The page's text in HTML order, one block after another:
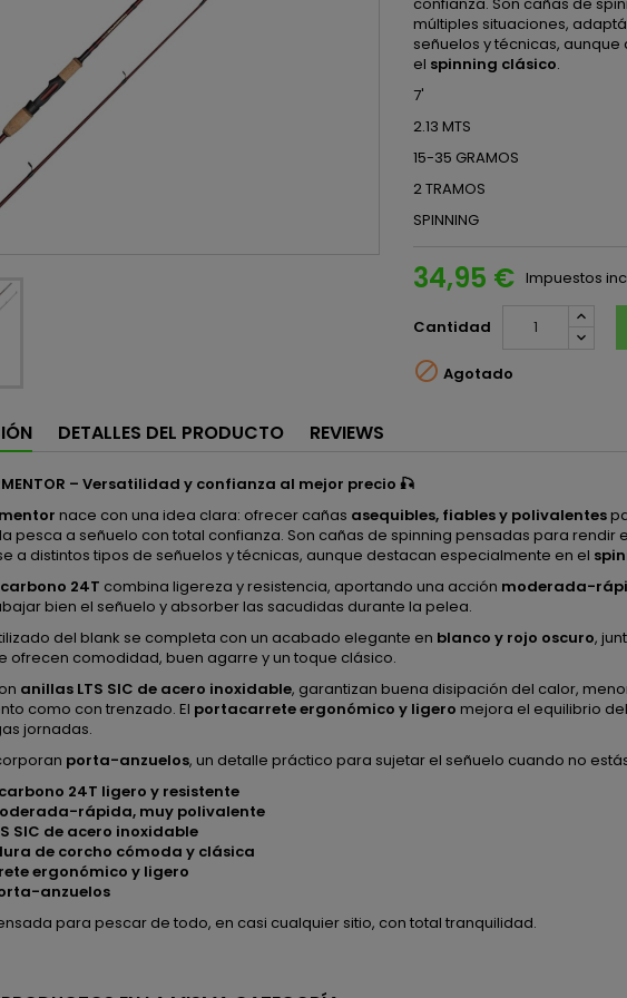
múltiples situaciones,
señuelos y técnicas,
el spinning clásico.
7'
2.13 MTS
15-35 GRAMOS
2 TRAMOS
SPINNING
34,95 € Impuestos
Cantidad
 Agotado
DETALLES DEL PRODUCTO REVIEWS
– Versatilidad y confianza al mejor precio 🎣
nace con una idea clara: ofrecer cañas asequibles, fiables y polivalentes
pesca a señuelo con total confianza. Son cañas de spinning pensadas para rendir
a distintos tipos de señuelos y técnicas, aunque destacan especialmente en el
carbono 24T combina ligereza y resistencia, aportando una acción moderada-
bien el señuelo y absorber las sacudidas durante la pelea.
del blank se completa con un acabado elegante en blanco y rojo oscuro,
ofrecen comodidad, buen agarre y un toque clásico.
anillas LTS SIC de acero inoxidable, garantizan buena disipación del calor,
como con trenzado. El portacarrete ergonómico y ligero mejora el equilibrio
jornadas.
porta-anzuelos, un detalle práctico para sujetar el señuelo cuando no
24T ligero y resistente
rápida, muy polivalente
SIC de acero inoxidable
de corcho cómoda y clásica
ergonómico y ligero
anzuelos
para pescar de todo, en casi cualquier sitio, con total tranquilidad.